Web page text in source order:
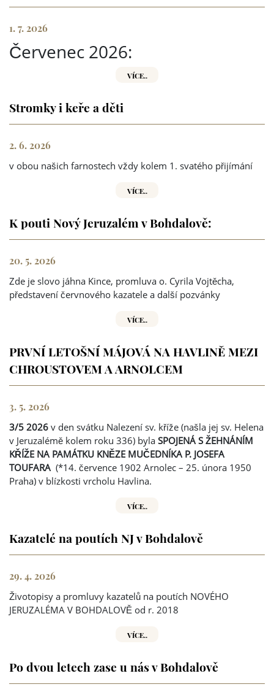
1. 7. 2026
Červenec 2026:
VÍCE..
Stromky i keře a děti
2. 6. 2026
v obou našich farnostech vždy kolem 1. svatého přijímání
VÍCE..
K pouti Nový Jeruzalém v Bohdalově:
20. 5. 2026
Zde je slovo jáhna Kince, promluva o. Cyrila Vojtěcha,
představení červnového kazatele a další pozvánky
VÍCE..
PRVNÍ LETOŠNÍ MÁJOVÁ NA HAVLINĚ MEZI
CHROUSTOVEM A ARNOLCEM
3. 5. 2026
3/5 2026 v den svátku Nalezení sv. kříže (našla jej sv. Helena
v Jeruzalémě kolem roku 336) byla SPOJENÁ S ŽEHNÁNÍM
KŘÍŽE NA PAMÁTKU KNĚZE MUČEDNÍKA P. JOSEFA
TOUFARA (*14. července 1902 Arnolec – 25. února 1950
Praha) v blízkosti vrcholu Havlina.
VÍCE..
Kazatelé na poutích NJ v Bohdalově
29. 4. 2026
Životopisy a promluvy kazatelů na poutích NOVÉHO
JERUZALÉMA V BOHDALOVĚ od r. 2018
VÍCE..
Po dvou letech zase u nás v Bohdalově